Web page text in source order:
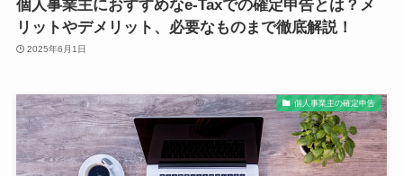
個人事業主におすすめなe-Taxでの確定申告とは？メ
リットやデメリット、必要なものまで徹底解説！
2025年6月1日
個人事業主の確定申告